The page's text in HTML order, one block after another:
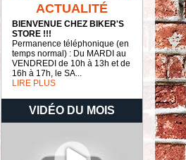
ACTUALITÉ
BIENVENUE CHEZ BIKER'S
STORE !!!
Permanence téléphonique (en
temps normal) : Du MARDI au
VENDREDI de 10h à 13h et de
16h à 17h, le SA...
LIRE PLUS
VIDÉO DU MOIS